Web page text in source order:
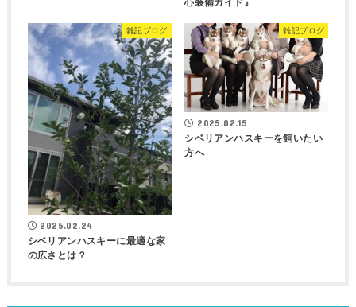
心装備ガイド』
雑記ブログ
2025.02.24
シベリアンハスキーに最適な家
の広さとは？
雑記ブログ
2025.02.15
シベリアンハスキーを飼いたい
方へ